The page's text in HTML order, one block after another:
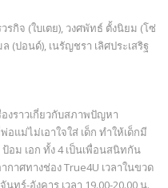
รกิจ (ใบเตย), วงศพัทธ์ ตั้งนิยม (โซ่
(ปอนด์), เนรัญชรา เลิศประเสริฐ
องราวเกี่ยวกับสภาพปัญหา
แม่ไม่เอาใจใส่ เด็ก ทำให้เด็กมี
ม เอก ทั้ง 4 เป็นเพื่อนสนิทกัน
กาศทางช่อง True4U เวลาในขวด
ทร์-อังคาร เวลา 19.00-20.00 น.